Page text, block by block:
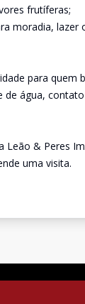
frutíferas;
moradia, lazer
para quem
de água,
Leão & Peres
uma visita.